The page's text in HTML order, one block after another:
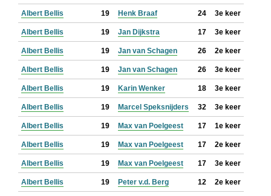
Albert Bellis 19 Henk Braaf 24 3e keer
Albert Bellis 19 Jan Dijkstra 17 3e keer
Albert Bellis 19 Jan van Schagen 26 2e keer
Albert Bellis 19 Jan van Schagen 26 3e keer
Albert Bellis 19 Karin Wenker 18 3e keer
Albert Bellis 19 Marcel Speksnijders 32 3e keer
Albert Bellis 19 Max van Poelgeest 17 1e keer
Albert Bellis 19 Max van Poelgeest 17 2e keer
Albert Bellis 19 Max van Poelgeest 17 3e keer
Albert Bellis 19 Peter v.d. Berg 12 2e keer